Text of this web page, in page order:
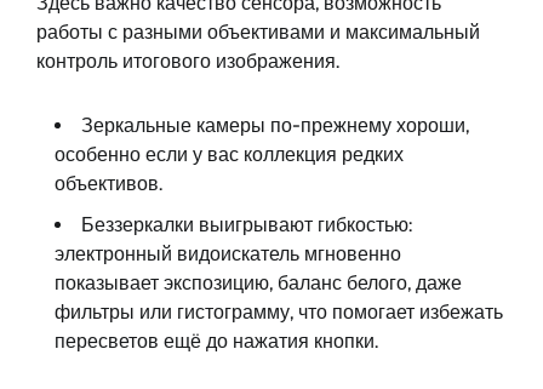
работы с разными объективами и максимальный
контроль итогового изображения.
Зеркальные камеры по-прежнему хороши,
особенно если у вас коллекция редких
объективов.
Беззеркалки выигрывают гибкостью:
электронный видоискатель мгновенно
показывает экспозицию, баланс белого, даже
фильтры или гистограмму, что помогает избежать
пересветов ещё до нажатия кнопки.